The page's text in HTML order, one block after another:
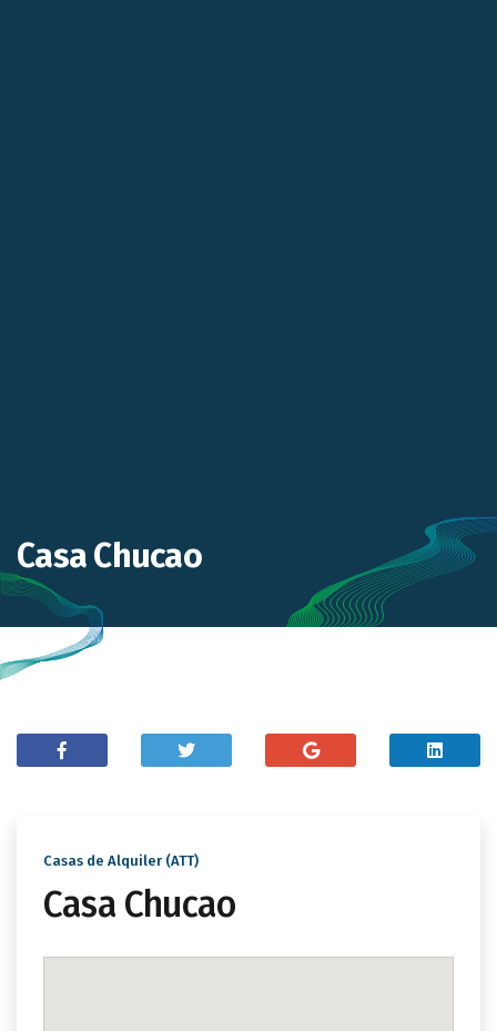
Casa Chucao
Casas de Alquiler (ATT)
Casa Chucao